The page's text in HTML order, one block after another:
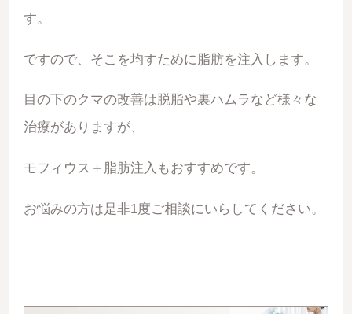
す。
ですので、そこを均すために脂肪を注入します。
目の下のクマの改善は脱脂や裏ハムラなど様々な
治療がありますが、
モフィウス＋脂肪注入もおすすめです。
お悩みの方は是非1度ご相談にいらしてください。